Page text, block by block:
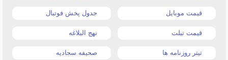
قیمت موبایل جدول پخش فوتبال
قیمت تبلت نهج البلاغه
تیتر روزنامه ها صحیفه سجادیه